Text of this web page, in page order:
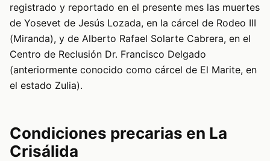
registrado y reportado en el presente mes las muertes
de Yosevet de Jesús Lozada, en la cárcel de Rodeo III
(Miranda), y de Alberto Rafael Solarte Cabrera, en el
Centro de Reclusión Dr. Francisco Delgado
(anteriormente conocido como cárcel de El Marite, en
el estado Zulia).
Condiciones precarias en La
Crisálida